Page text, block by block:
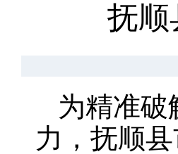
抚顺
为精准
力，抚顺